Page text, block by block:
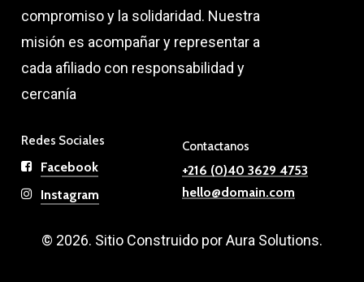
compromiso y la solidaridad. Nuestra
misión es acompañar y representar a
cada afiliado con responsabilidad y
cercanía
Redes Sociales
Facebook
Instagram
Contactanos
+216 (0)40 3629 4753
hello@domain.com
© 2026. Sitio Construido por Aura Solutions.